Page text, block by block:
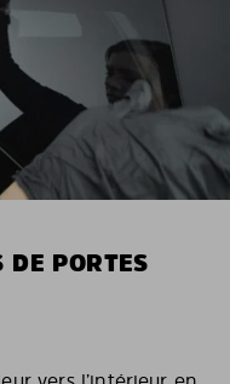
DE PORTES